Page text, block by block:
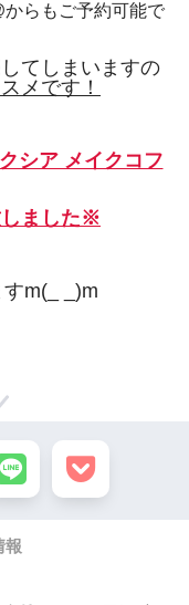
らもご予約可能で
てしまいますの
メです！
シア メイクコフ
しました※
m(_ _)m
報